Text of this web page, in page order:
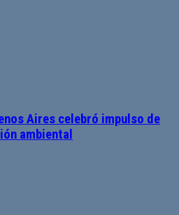
Aires celebró impulso de
ambiental